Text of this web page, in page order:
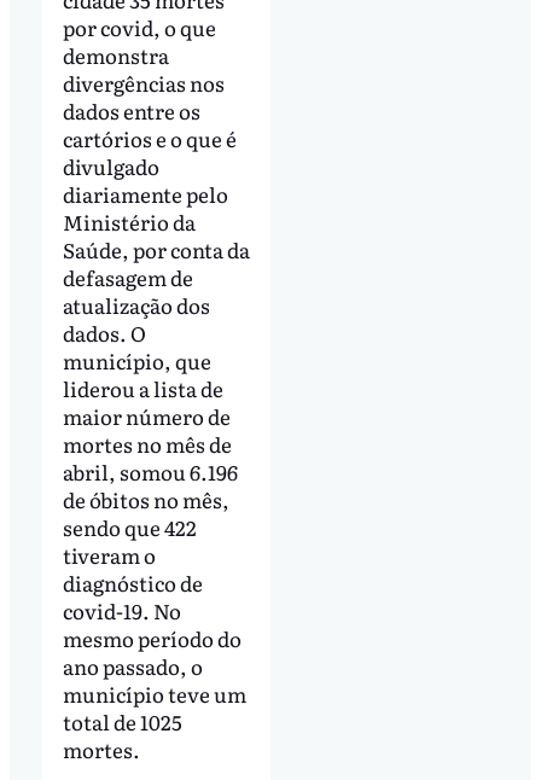
por covid, o que
demonstra
divergências nos
dados entre os
cartórios e o que é
divulgado
diariamente pelo
Ministério da
Saúde, por conta da
defasagem de
atualização dos
dados. O
município, que
liderou a lista de
maior número de
mortes no mês de
abril, somou 6.196
de óbitos no mês,
sendo que 422
tiveram o
diagnóstico de
covid-19. No
mesmo período do
ano passado, o
município teve um
total de 1025
mortes.